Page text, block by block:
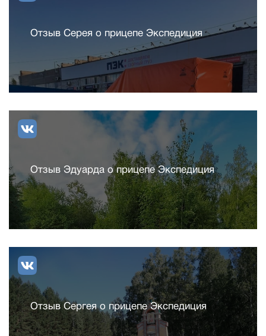
Отзыв Серея о прицепе Экспедиция
Отзыв Эдуарда о прицепе Экспедиция
Отзыв Сергея о прицепе Экспедиция